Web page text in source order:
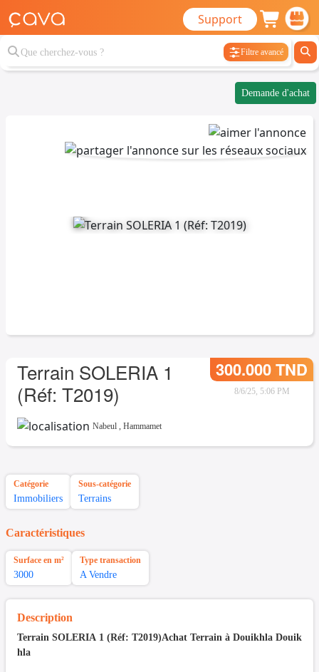
Support
Filtre avancé
Demande d'achat
Terrain SOLERIA 1
(Réf: T2019)
300.000 TND
8/6/25, 5:06 PM
Nabeul , Hammamet
Catégorie
Immobiliers
Sous-catégorie
Terrains
Caractéristiques
Surface en m²
3000
Type transaction
A Vendre
Description
Terrain SOLERIA 1 (Réf: T2019)Achat Terrain à Douikhla Douik
hla